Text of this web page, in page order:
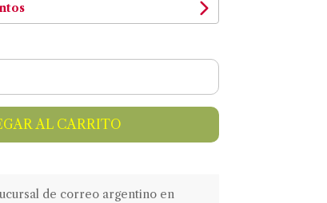
AL CARRITO
de correo argentino en